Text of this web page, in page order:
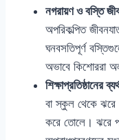
নগরায়ণ ও বস্তি
অপরিকল্পিত
ঘনবসতিপূর্ণ
অভাবে কিশোররা
শিক্ষাপ্রতিষ্ঠানের
বা স্কুল থেকে
করে তোলে। ঝরে